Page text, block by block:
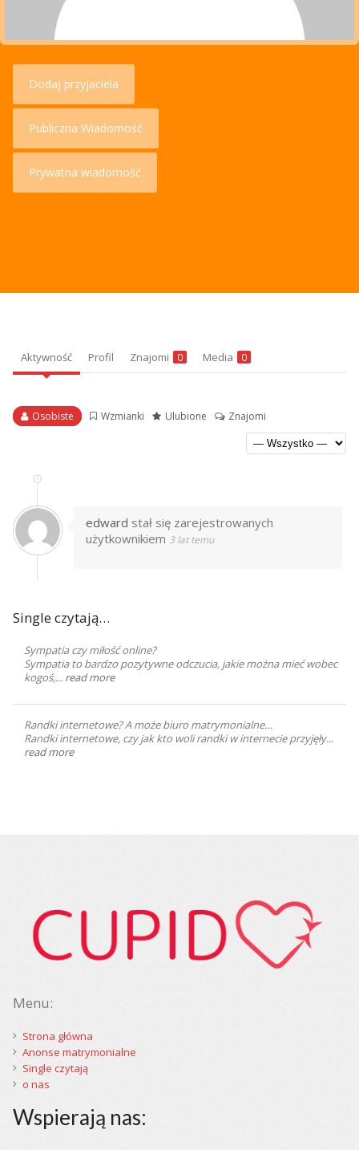
Dodaj przyjaciela
Publiczna Wiadomość
Prywatna wiadomość
Aktywność Profil Znajomi 0 Media 0
Osobiste Wzmianki Ulubione Znajomi
edward stał się zarejestrowanych
użytkownikiem 3 lat temu
Single czytają…
Sympatia czy miłość online?
Sympatia to bardzo pozytywne odczucia, jakie można mieć wobec
kogoś,... read more
Randki internetowe? A może biuro matrymonialne…
Randki internetowe, czy jak kto woli randki w internecie przyjęły...
read more
Menu:
Strona główna
Anonse matrymonialne
Single czytają
o nas
Wspierają nas: